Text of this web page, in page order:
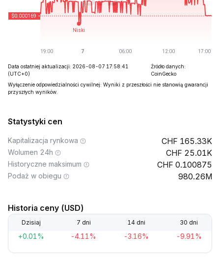
Data ostatniej aktualizacji: 2026-08-07 17:58:41
(UTC+0)
Źródło danych:
CoinGecko
Wyłączenie odpowiedzialności cywilnej: Wyniki z przeszłości nie stanowią gwarancji
przyszłych wyników.
Statystyki cen
Kapitalizacja rynkowa 165.33K
Wolumen 24h 25.01K
Historyczne maksimum 0.100875
Podaż w obiegu 980.26M
Historia ceny (USD)
Dzisiaj 7 dni 14 dni 30 dni
+0.01% -4.11% -3.16% -9.91%